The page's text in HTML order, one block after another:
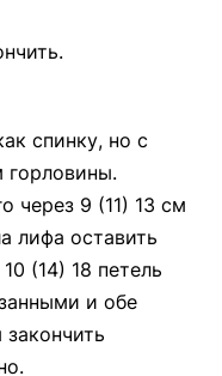
спинку, но с
горловины.
через 9 (11) 13 см
лифа оставить
(14) 18 петель
и обе